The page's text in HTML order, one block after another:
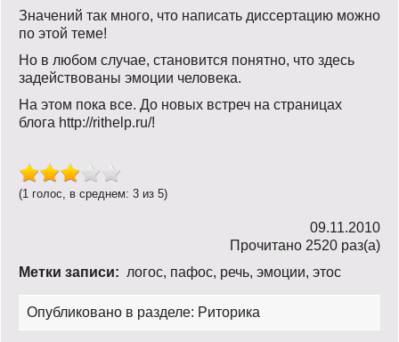
Значений так много, что написать диссертацию можно
по этой теме!
Но в любом случае, становится понятно, что здесь
задействованы эмоции человека.
На этом пока все. До новых встреч на страницах
блога http://rithelp.ru/!
(1 голос, в среднем: 3 из 5)
09.11.2010
Прочитано 2520 раз(a)
Метки записи: логос, пафос, речь, эмоции, этос
Опубликовано в разделе: Риторика